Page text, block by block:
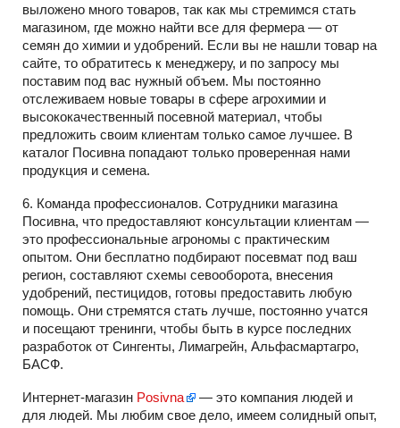
выложено много товаров, так как мы стремимся стать
магазином, где можно найти все для фермера — от
семян до химии и удобрений. Если вы не нашли товар на
сайте, то обратитесь к менеджеру, и по запросу мы
поставим под вас нужный объем. Мы постоянно
отслеживаем новые товары в сфере агрохимии и
высококачественный посевной материал, чтобы
предложить своим клиентам только самое лучшее. В
каталог Посивна попадают только проверенная нами
продукция и семена.
6. Команда профессионалов. Сотрудники магазина
Посивна, что предоставляют консультации клиентам —
это профессиональные агрономы с практическим
опытом. Они бесплатно подбирают посевмат под ваш
регион, составляют схемы севооборота, внесения
удобрений, пестицидов, готовы предоставить любую
помощь. Они стремятся стать лучше, постоянно учатся
и посещают тренинги, чтобы быть в курсе последних
разработок от Сингенты, Лимагрейн, Альфасмартагро,
БАСФ.
Интернет-магазин Posivna
— это компания людей и
для людей. Мы любим свое дело, имеем солидный опыт,